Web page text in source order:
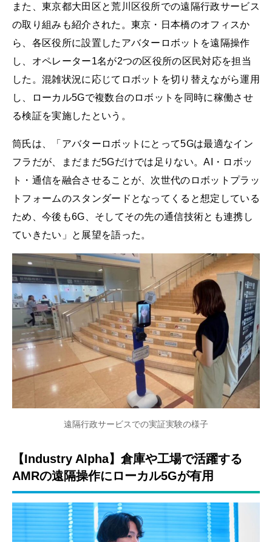
また、東京都大田区と荒川区役所での遠隔行政サービス
の取り組みも紹介された。東京・日本橋のオフィスか
ら、各区役所に設置したアバターロボットを遠隔操作
し、オペレーター1名が2つの区役所の区民対応を担当
した。混雑状況に応じてロボットを切り替えながら運用
し、ローカル5Gで複数台のロボットを同時に稼働させ
る検証を実施したという。
筒氏は、「アバターロボットにとって5Gは最適なイン
フラだが、まだまだ5Gだけでは足りない。AI・ロボッ
ト・通信を融合させることが、次世代のロボットプラッ
トフォームのスタンダードとなってくると想定している
ため、今後も6G、そしてその先の通信技術とも連携し
ていきたい」と展望を語った。
遠隔行政サービスでの実証実験の様子
【Industry Alpha】 倉庫や工場で活躍する
AMRの遠隔操作にローカル5Gが有用